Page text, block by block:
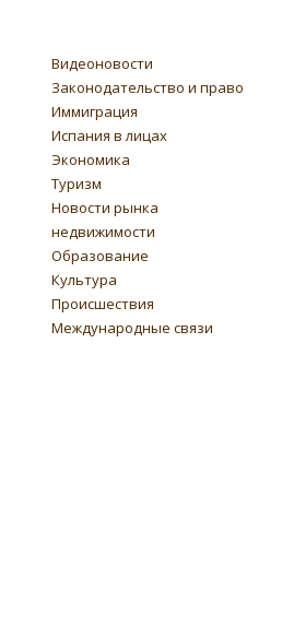
Видеоновости
Законодательство и право
Иммиграция
Испания в лицах
Экономика
Туризм
Новости рынка
недвижимости
Образование
Культура
Происшествия
Международные связи